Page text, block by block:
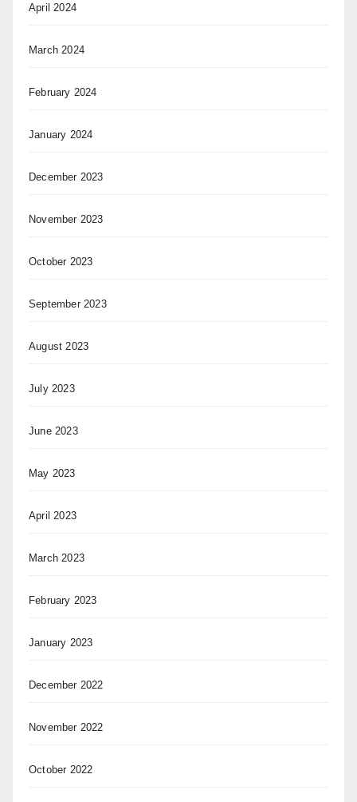
April 2024
March 2024
February 2024
January 2024
December 2023
November 2023
October 2023
September 2023
August 2023
July 2023
June 2023
May 2023
April 2023
March 2023
February 2023
January 2023
December 2022
November 2022
October 2022